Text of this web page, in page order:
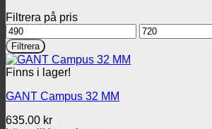
Filtrera på pris
Min
pris
Max
pris
Filtrera
Finns i lager!
GANT Campus 32 MM
635.00 kr